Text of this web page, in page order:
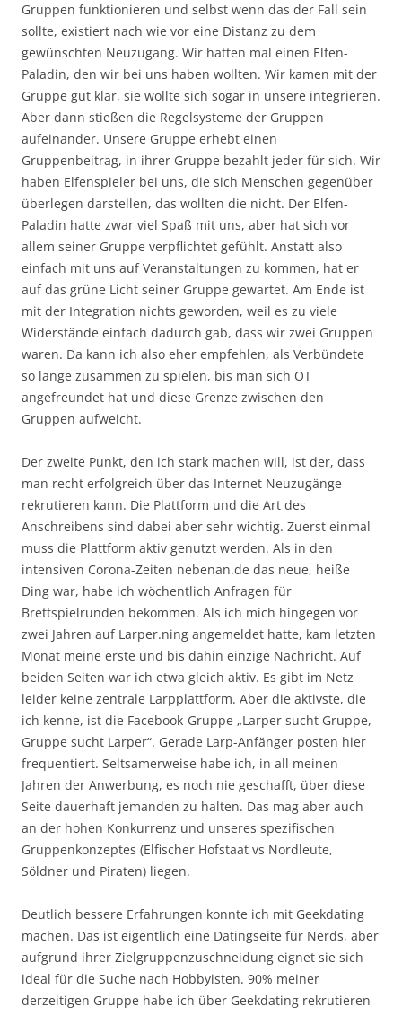
Gruppen funktionieren und selbst wenn das der Fall sein
sollte, existiert nach wie vor eine Distanz zu dem
gewünschten Neuzugang. Wir hatten mal einen Elfen-
Paladin, den wir bei uns haben wollten. Wir kamen mit der
Gruppe gut klar, sie wollte sich sogar in unsere integrieren.
Aber dann stießen die Regelsysteme der Gruppen
aufeinander. Unsere Gruppe erhebt einen
Gruppenbeitrag, in ihrer Gruppe bezahlt jeder für sich. Wir
haben Elfenspieler bei uns, die sich Menschen gegenüber
überlegen darstellen, das wollten die nicht. Der Elfen-
Paladin hatte zwar viel Spaß mit uns, aber hat sich vor
allem seiner Gruppe verpflichtet gefühlt. Anstatt also
einfach mit uns auf Veranstaltungen zu kommen, hat er
auf das grüne Licht seiner Gruppe gewartet. Am Ende ist
mit der Integration nichts geworden, weil es zu viele
Widerstände einfach dadurch gab, dass wir zwei Gruppen
waren. Da kann ich also eher empfehlen, als Verbündete
so lange zusammen zu spielen, bis man sich OT
angefreundet hat und diese Grenze zwischen den
Gruppen aufweicht.
Der zweite Punkt, den ich stark machen will, ist der, dass
man recht erfolgreich über das Internet Neuzugänge
rekrutieren kann. Die Plattform und die Art des
Anschreibens sind dabei aber sehr wichtig. Zuerst einmal
muss die Plattform aktiv genutzt werden. Als in den
intensiven Corona-Zeiten nebenan.de das neue, heiße
Ding war, habe ich wöchentlich Anfragen für
Brettspielrunden bekommen. Als ich mich hingegen vor
zwei Jahren auf Larper.ning angemeldet hatte, kam letzten
Monat meine erste und bis dahin einzige Nachricht. Auf
beiden Seiten war ich etwa gleich aktiv. Es gibt im Netz
leider keine zentrale Larpplattform. Aber die aktivste, die
ich kenne, ist die Facebook-Gruppe „Larper sucht Gruppe,
Gruppe sucht Larper“. Gerade Larp-Anfänger posten hier
frequentiert. Seltsamerweise habe ich, in all meinen
Jahren der Anwerbung, es noch nie geschafft, über diese
Seite dauerhaft jemanden zu halten. Das mag aber auch
an der hohen Konkurrenz und unseres spezifischen
Gruppenkonzeptes (Elfischer Hofstaat vs Nordleute,
Söldner und Piraten) liegen.
Deutlich bessere Erfahrungen konnte ich mit Geekdating
machen. Das ist eigentlich eine Datingseite für Nerds, aber
aufgrund ihrer Zielgruppenzuschneidung eignet sie sich
ideal für die Suche nach Hobbyisten. 90% meiner
derzeitigen Gruppe habe ich über Geekdating rekrutieren